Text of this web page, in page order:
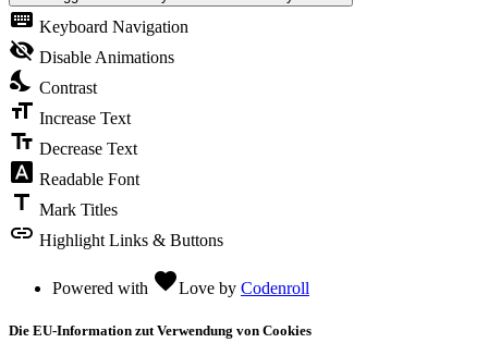
keyboard Keyboard Navigation
visibility_off Disable Animations
nights_stay Contrast
format_size Increase Text
text_fields Decrease Text
font_download Readable Font
title Mark Titles
link Highlight Links & Buttons
Powered with favoriteLove by Codenroll
Die EU-Information zut Verwendung von Cookies